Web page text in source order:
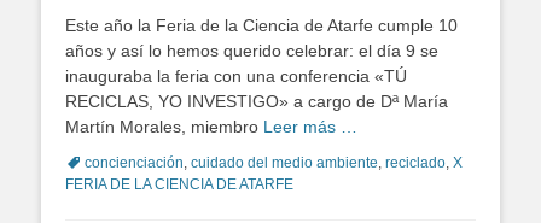
Este año la Feria de la Ciencia de Atarfe cumple 10
años y así lo hemos querido celebrar: el día 9 se
inauguraba la feria con una conferencia «TÚ
RECICLAS, YO INVESTIGO» a cargo de Dª María
Martín Morales, miembro Leer más …
Tagsconcienciación, cuidado del medio ambiente, reciclado, X
FERIA DE LA CIENCIA DE ATARFE